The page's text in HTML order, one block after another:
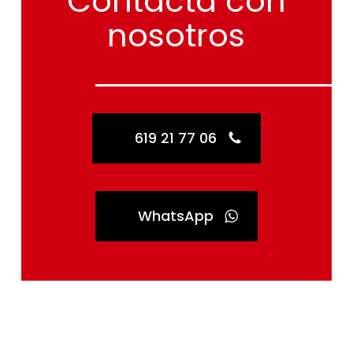
nosotros
619 21 77 06
WhatsApp